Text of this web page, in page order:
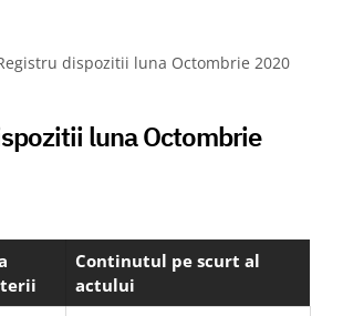
dispozitii luna Octombrie 2020
luna Octombrie
Continutul pe scurt al
actului